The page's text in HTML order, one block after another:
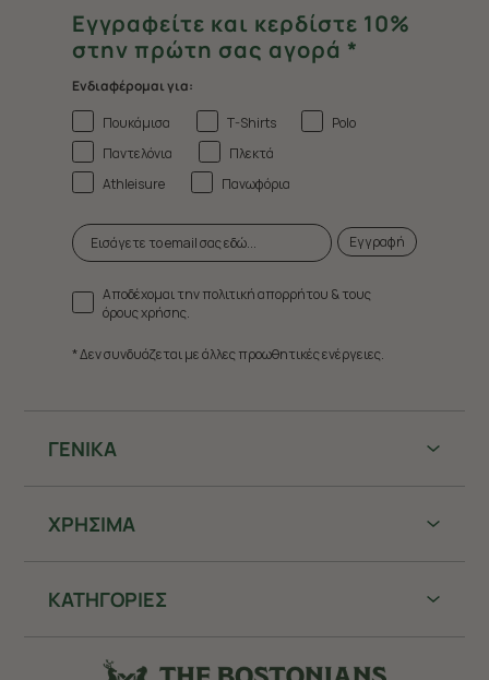
ΓΕΝΙΚΑ
ΧΡHΣΙΜΑ
ΚΑΤΗΓΟΡΙΕΣ
Εγγραφείτε και κερδίστε 10%
στην πρώτη σας αγορά *
Ενδιαφέρομαι για:
Πουκάμισα
T-Shirts
Polo
Παντελόνια
Πλεκτά
Athleisure
Πανωφόρια
Εγγραφή
Αποδέχομαι την πολιτική απορρήτου & τους
όρους χρήσης.
* Δεν συνδυάζεται με άλλες προωθητικές ενέργειες.